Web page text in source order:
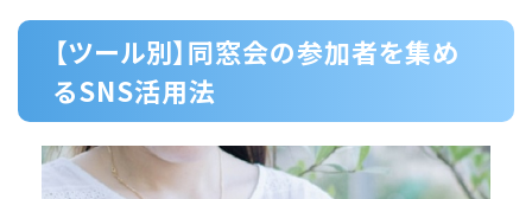
【ツール別】同窓会の参加者を集め
るSNS活用法